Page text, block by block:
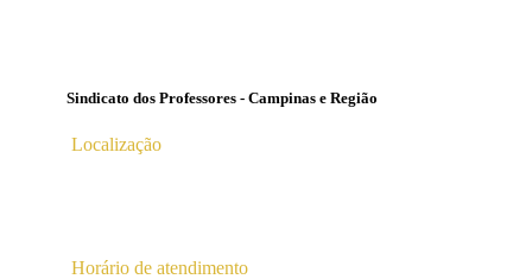
Sindicato dos Professores - Campinas e Região
Localização
Horário de atendimento